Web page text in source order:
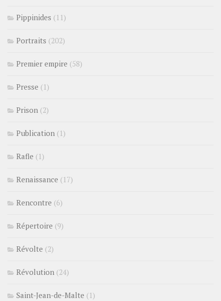
Pippinides (11)
Portraits (202)
Premier empire (58)
Presse (1)
Prison (2)
Publication (1)
Rafle (1)
Renaissance (17)
Rencontre (6)
Répertoire (9)
Révolte (2)
Révolution (24)
Saint-Jean-de-Malte (1)